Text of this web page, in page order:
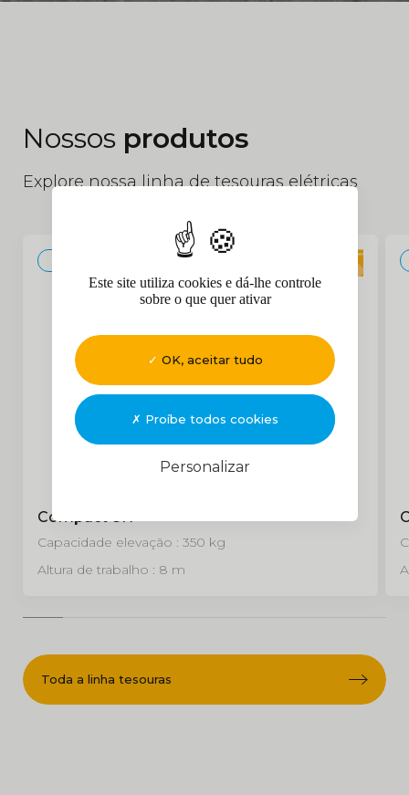
Este site utiliza cookies e dá-lhe controle
sobre o que quer ativar
OK, aceitar tudo
Proíbe todos cookies
Personalizar
Nossos produtos
Explore nossa linha de tesouras elétricas
Compact 8N
Capacidade elevação : 350 kg
Altura de trabalho : 8 m
Toda a linha tesouras